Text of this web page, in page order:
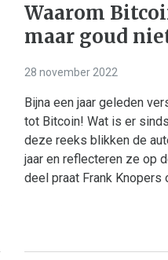
Waarom
maar goud
28 november 2022
Bijna een jaar geleden
tot Bitcoin! Wat is er
deze reeks blikken de
jaar en reflecteren ze op
deel praat Frank Knopers